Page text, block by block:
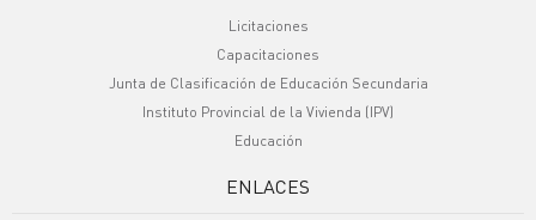
Licitaciones
Capacitaciones
Junta de Clasificación de Educación Secundaria
Instituto Provincial de la Vivienda (IPV)
Educación
ENLACES